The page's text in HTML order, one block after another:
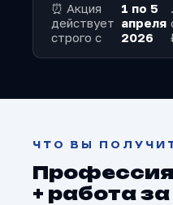
⏰ Акция
действует
строго с
1 по 5
апреля
2026
ЧТО ВЫ
+ работа